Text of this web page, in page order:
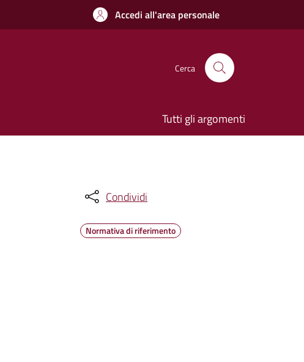
Accedi all'area personale
Cerca
Tutti gli argomenti
Condividi
Normativa di riferimento